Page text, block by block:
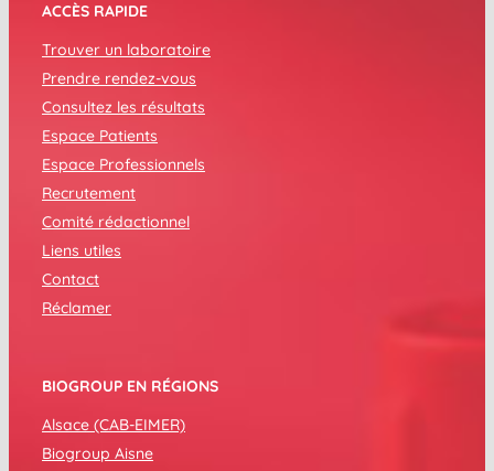
ACCÈS RAPIDE
Trouver un laboratoire
Prendre rendez-vous
Consultez les résultats
Espace Patients
Espace Professionnels
Recrutement
Comité rédactionnel
Liens utiles
Contact
Réclamer
BIOGROUP EN RÉGIONS
Alsace (CAB-EIMER)
Biogroup Aisne